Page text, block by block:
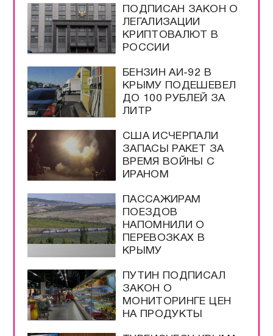
ПОДПИСАН ЗАКОН О
ЛЕГАЛИЗАЦИИ
КРИПТОВАЛЮТ В
РОССИИ
БЕНЗИН АИ-92 В
КРЫМУ ПОДЕШЕВЕЛ
ДО 100 РУБЛЕЙ ЗА
ЛИТР
США ИСЧЕРПАЛИ
ЗАПАСЫ РАКЕТ ЗА
ВРЕМЯ ВОЙНЫ С
ИРАНОМ
ПАССАЖИРАМ
ПОЕЗДОВ
НАПОМНИЛИ О
ПЕРЕВОЗКАХ В
КРЫМУ
ПУТИН ПОДПИСАЛ
ЗАКОН О
МОНИТОРИНГЕ ЦЕН
НА ПРОДУКТЫ